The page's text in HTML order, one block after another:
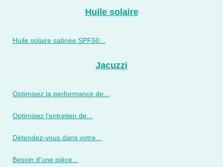
Huile solaire
Huile solaire satinée SPF50...
Jacuzzi
Optimisez la performance de...
Optimisez l'entretien de...
Détendez-vous dans votre...
Besoin d'une pièce...